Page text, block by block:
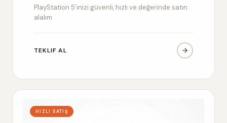
PlayStation 5’inizi güvenli, hızlı ve değerinde satın
alalım
TEKLIF AL
HIZLI SATIŞ